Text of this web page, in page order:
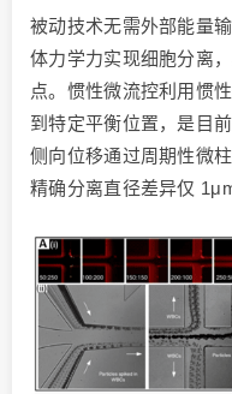
被动技术无需外部能量
体力学力实现细胞分离
点。惯性微流控利用惯
到特定平衡位置，是目
侧向位移通过周期性微
精确分离直径差异仅